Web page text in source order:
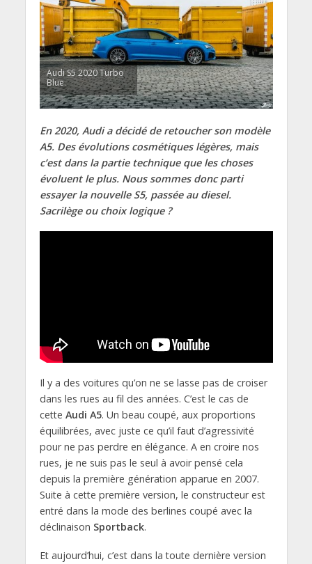
Audi S5 2020 Turbo
Blue.
En 2020, Audi a décidé de retoucher son modèle
A5. Des évolutions cosmétiques légères, mais
c’est dans la partie technique que les choses
évoluent le plus. Nous sommes donc parti
essayer la nouvelle S5, passée au diesel.
Sacrilège ou choix logique ?
Il y a des voitures qu’on ne se lasse pas de croiser
dans les rues au fil des années. C’est le cas de
cette Audi A5. Un beau coupé, aux proportions
équilibrées, avec juste ce qu’il faut d’agressivité
pour ne pas perdre en élégance. A en croire nos
rues, je ne suis pas le seul à avoir pensé cela
depuis la première génération apparue en 2007.
Suite à cette première version, le constructeur est
entré dans la mode des berlines coupé avec la
déclinaison Sportback.
Et aujourd’hui, c’est dans la toute dernière version